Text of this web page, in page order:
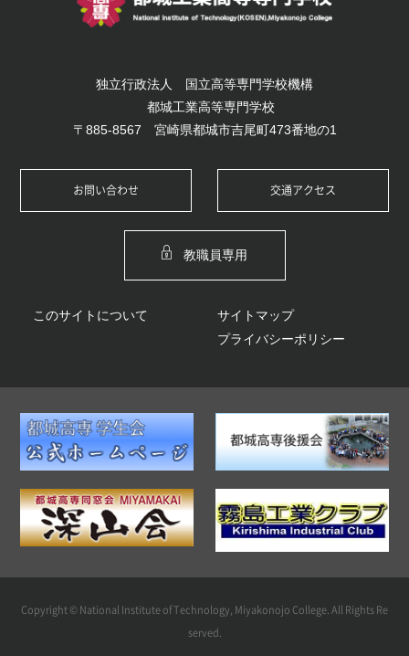
独立行政法人 国立高等専門学校機構
都城工業高等専門学校
〒885-8567 宮崎県都城市吉尾町473番地の1
お問い合わせ 交通アクセス
教職員専用
サイトマップ
このサイトについて
プライバシーポリシー
Copyright © National Institute of Technology, Miyakonojo College. All Rights Re
served.